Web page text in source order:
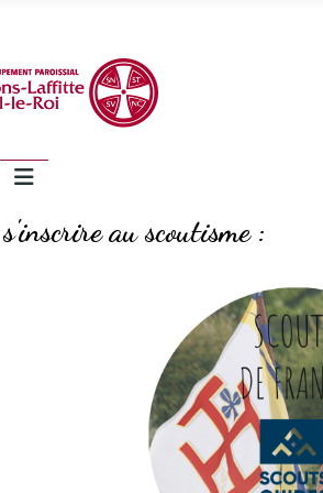
au scoutisme :